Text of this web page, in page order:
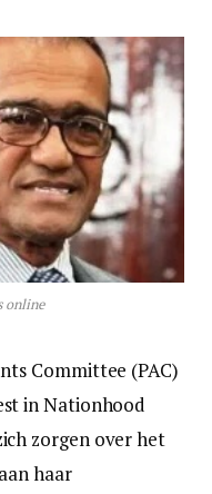
online
Committee (PAC)
in Nationhood
zorgen over het
haar